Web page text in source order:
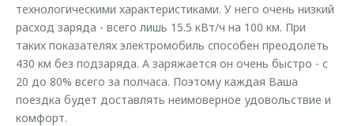
технологическими характеристиками. У него очень низкий
расход заряда - всего лишь 15.5 кВт/ч на 100 км. При
таких показателях электромобиль способен преодолеть
430 км без подзаряда. А заряжается он очень быстро - с
20 до 80% всего за полчаса. Поэтому каждая Ваша
поездка будет доставлять неимоверное удовольствие и
комфорт.